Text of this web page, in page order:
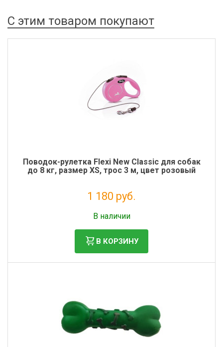
С этим товаром покупают
Поводок-рулетка Flexi New Classic для собак
до 8 кг, размер XS, трос 3 м, цвет розовый
1 180 руб.
В наличии
В КОРЗИНУ